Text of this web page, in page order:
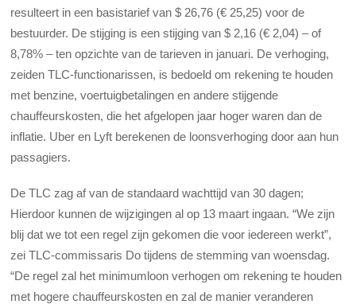
resulteert in een basistarief van $ 26,76 (€ 25,25) voor de
bestuurder. De stijging is een stijging van $ 2,16 (€ 2,04) – of
8,78% – ten opzichte van de tarieven in januari. De verhoging,
zeiden TLC-functionarissen, is bedoeld om rekening te houden
met benzine, voertuigbetalingen en andere stijgende
chauffeurskosten, die het afgelopen jaar hoger waren dan de
inflatie. Uber en Lyft berekenen de loonsverhoging door aan hun
passagiers.
De TLC zag af van de standaard wachttijd van 30 dagen;
Hierdoor kunnen de wijzigingen al op 13 maart ingaan. “We zijn
blij dat we tot een regel zijn gekomen die voor iedereen werkt”,
zei TLC-commissaris Do tijdens de stemming van woensdag.
“De regel zal het minimumloon verhogen om rekening te houden
met hogere chauffeurskosten en zal de manier veranderen